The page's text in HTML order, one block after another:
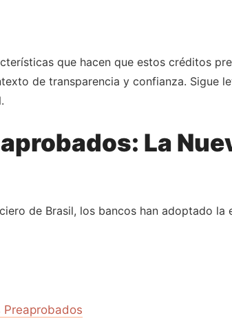
que hacen que estos créditos
de transparencia y confianza. Sigue
La
de Brasil, los bancos han adoptado
Preaprobados